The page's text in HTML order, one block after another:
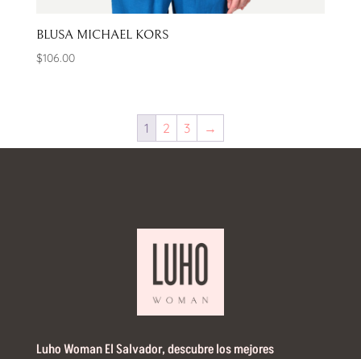
BLUSA MICHAEL KORS
$106.00
1 2 3 →
Luho Woman El Salvador, descubre los mejores